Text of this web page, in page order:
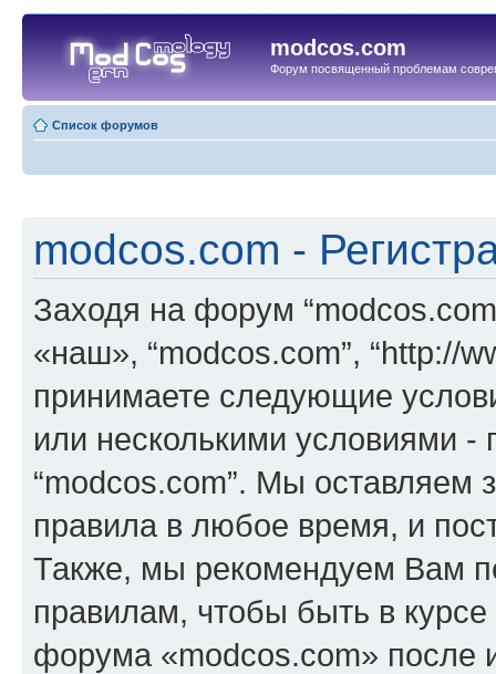
modcos.com
Форум посвященный проблемам
Список форумов
modcos.com -
Заходя на форум
«наш», “modcos.com”, “http://
принимаете следующие
или несколькими условиями
“modcos.com”. Мы оставляем
правила в любое время, и
Также, мы рекомендуем Вам
правилам, чтобы быть в
форума «modcos.com» после